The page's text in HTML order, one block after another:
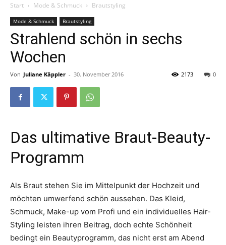
Start Mode & Schmuck Brautstyling
Mode & Schmuck Brautstyling
Strahlend schön in sechs
Wochen
Von Juliane Käppler - 30. November 2016 0
2173
Das ultimative Braut-Beauty-
Programm
Als Braut stehen Sie im Mittelpunkt der Hochzeit und
möchten umwerfend schön aussehen. Das Kleid,
Schmuck, Make-up vom Profi und ein individuelles Hair-
Styling leisten ihren Beitrag, doch echte Schönheit
bedingt ein Beautyprogramm, das nicht erst am Abend